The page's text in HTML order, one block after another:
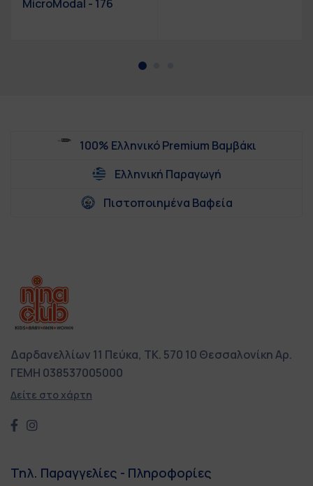
MicroModal - 176
100% Ελληνικό Premium Βαμβάκι
Ελληνική Παραγωγή
Πιστοποιημένα Βαφεία
Δαρδανελλίων 11 Πεύκα, ΤΚ. 570 10 ΘεσσαλονίκηΑρ.
ΓΕΜΗ 038537005000
Δείτε στο χάρτη
Τηλ. Παραγγελίες - Πληροφορίες